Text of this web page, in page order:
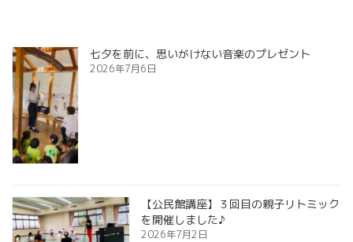
七夕を前に、思いがけない音楽のプレゼント
2026年7月6日
【公民館講座】３回目の親子リトミック
を開催しました♪
2026年7月2日